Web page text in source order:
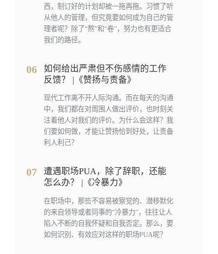
西，制订好的计划却被一拖再拖。习惯了听
从他人的管理，但究竟要如何成为自己的管
理者呢？除了“熬”和“卷”，努力也有更适合
我们的路径。
06
如何给出严肃但不伤感情的工作
反馈？ |《赞扬与责备》
现代工作离不开人际沟通。而在每天的沟通
中，我们都在对周围人做出评价，也时刻关
注着他人对我们的评价。为什么会这样？我
们要如何做，才能让赞扬恰到好处，让责备
利人利己？
07
遭遇职场PUA，除了辞职，还能
怎么办？ |《冷暴力》
在职场中，那些不容易被察觉的、潜移默化
的来自领导或者同事的“冷暴力”，往往让人
陷入不断的自我怀疑和自我否定。那么，要
如何识别、有效应对这样的职场PUA呢？